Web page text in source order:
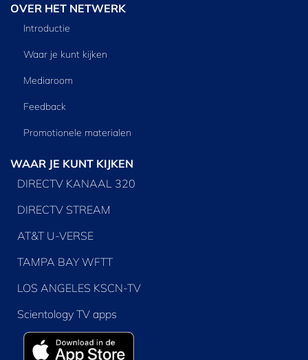
OVER HET NETWERK
Introductie
Waar je kunt kijken
Mediaroom
Feedback
Promotionele materialen
WAAR JE KUNT KIJKEN
DIRECTV KANAAL 320
DIRECTV STREAM
AT&T U-VERSE
TAMPA BAY WFTT
LOS ANGELES KSCN-TV
Scientology TV apps